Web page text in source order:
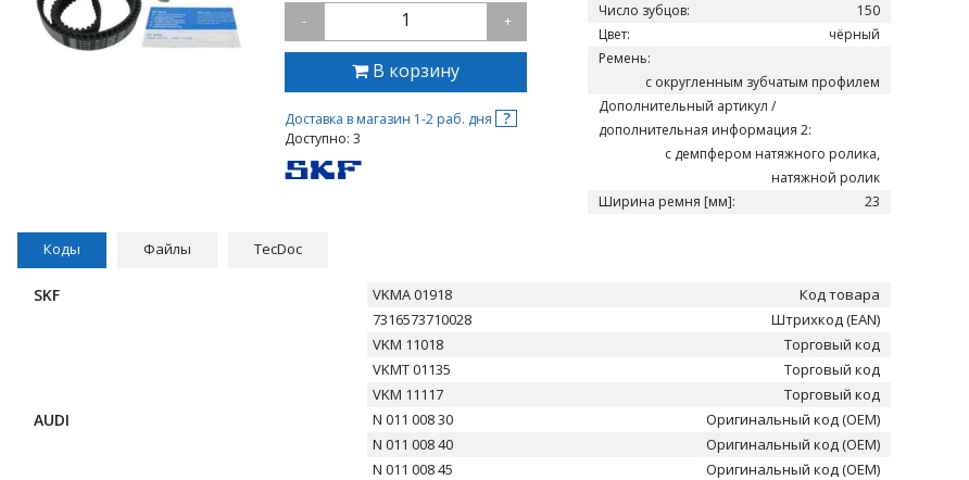
- 1 +
В корзину
Доставка в магазин 1-2 раб. дня ?
Доступно: 3
Число зубцов:
150
Цвет:
чёрный
Ремень:
с округленным зубчатым профилем
Дополнительный артикул /
дополнительная информация 2:
с демпфером натяжного ролика,
натяжной ролик
Ширина ремня [мм]:
23
Коды Файлы TecDoc
SKF VKMA 01918
Код товара
7316573710028
Штрихкод (EAN)
VKM 11018
Торговый код
VKMT 01135
Торговый код
VKM 11117
Торговый код
AUDI N 011 008 30
Оригинальный код (OEM)
N 011 008 40
Оригинальный код (OEM)
N 011 008 45
Оригинальный код (OEM)